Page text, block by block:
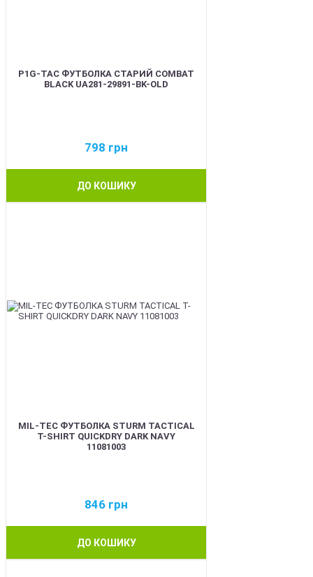
P1G-TAC ФУТБОЛКА СТАРИЙ COMBAT
BLACK UA281-29891-BK-OLD
798 грн
ДО КОШИКУ
MIL-TEC ФУТБОЛКА STURM TACTICAL
T-SHIRT QUICKDRY DARK NAVY
11081003
846 грн
ДО КОШИКУ